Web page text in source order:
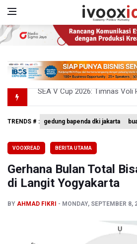
Kebakaran Landa Gedung
BGN Beri Batas Waktu SPPG
BGN Proses Pemberhentian
SEA V Cup 2026: Timnas
TRENDS # : gedung bapenda dki jakarta
VOOXREAD BERITA UTAMA
Gerhana Bulan Total
di Langit Yogyakarta
BY AHMAD FIKRI MONDAY, SEPTEMBER 8,